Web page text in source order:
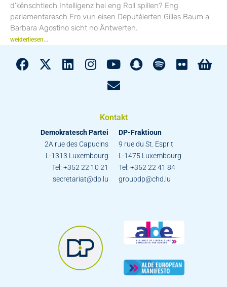
d’kënschtlech Intelligenz hei eng Roll spillen? Eng
parlamentaresch Fro vun eisen Deputéierten Gilles Baum a
Barbara Agostino sicht no Äntwerten.
weiderliesen...
Kontakt
Demokratesch Partei
2A rue des Capucins
L-1313 Luxembourg
Tel: +352 22 10 21
secretariat@dp.lu
DP-Fraktioun
9 rue du St. Esprit
L-1475 Luxembourg
Tel: +352 22 41 84
groupdp@chd.lu